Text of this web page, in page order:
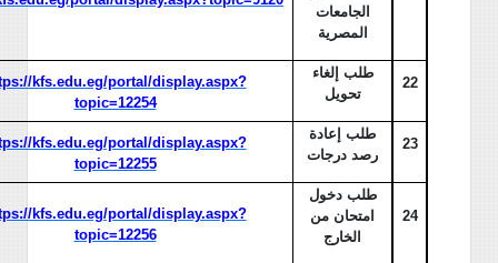
الجامعات
المصرية
22
طلب إلغاء
تحويل
kfs.edu.eg/portal/display.aspx?
topic=12254
23
طلب إعادة
رصد درجات
kfs.edu.eg/portal/display.aspx?
topic=12255
24
طلب دخول
امتحان من
الخارج
kfs.edu.eg/portal/display.aspx?
topic=12256